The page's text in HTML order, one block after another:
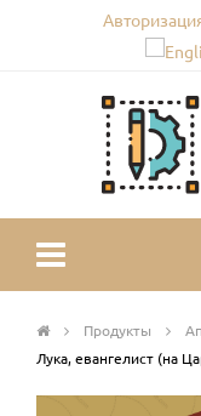
Продукты
Лука, евангелист (на